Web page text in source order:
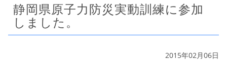
静岡県原子力防災実動訓練に参加
しました。
2015年02月06日